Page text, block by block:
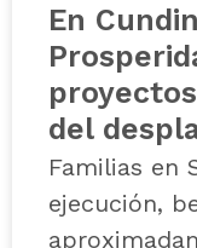
En
del
Familias en
ejecución,